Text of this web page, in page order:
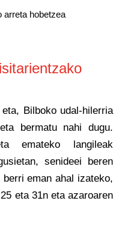
arreta hobetzea
Bilboko udal-hilerria
bermatu nahi dugu.
emateko langileak
senideei beren
eman ahal izateko,
eta 31n eta azaroaren